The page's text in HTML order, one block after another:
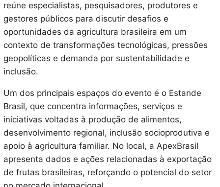
reúne especialistas, pesquisadores, produtores e
gestores públicos para discutir desafios e
oportunidades da agricultura brasileira em um
contexto de transformações tecnológicas, pressões
geopolíticas e demanda por sustentabilidade e
inclusão.
Um dos principais espaços do evento é o Estande
Brasil, que concentra informações, serviços e
iniciativas voltadas à produção de alimentos,
desenvolvimento regional, inclusão socioprodutiva e
apoio à agricultura familiar. No local, a ApexBrasil
apresenta dados e ações relacionadas à exportação
de frutas brasileiras, reforçando o potencial do setor